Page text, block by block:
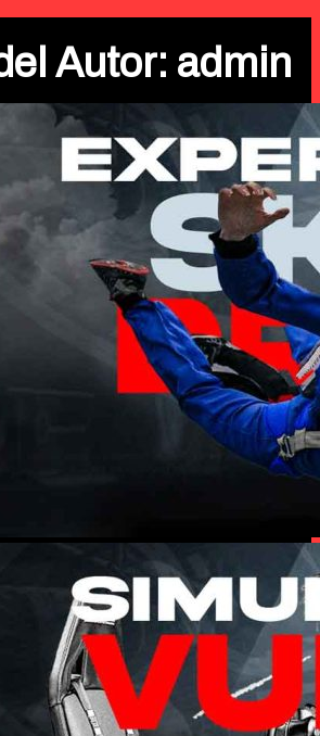
Autor: admin